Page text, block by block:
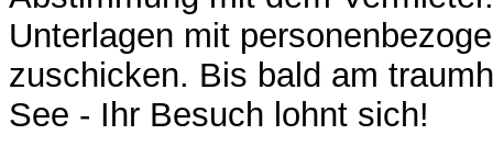
Unterlagen mit
zuschicken. Bis bald am
See - Ihr Besuch lohnt sich!